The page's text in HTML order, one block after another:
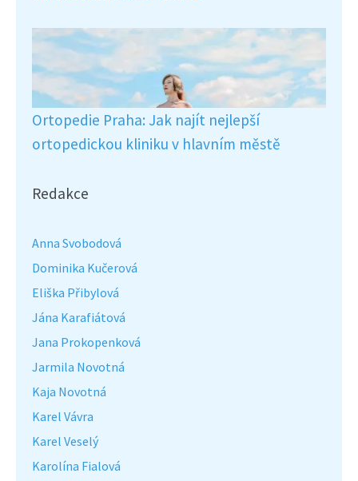
Ortopedie Praha: Jak najít nejlepší
ortopedickou kliniku v hlavním městě
Redakce
Anna Svobodová
Dominika Kučerová
Eliška Přibylová
Jána Karafiátová
Jana Prokopenková
Jarmila Novotná
Kaja Novotná
Karel Vávra
Karel Veselý
Karolína Fialová